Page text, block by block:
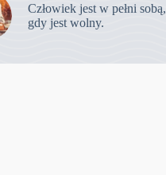
Człowiek jest w pełni sobą,
gdy jest wolny.